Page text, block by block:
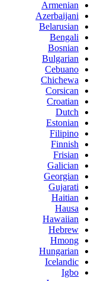
Armenian
Azerbaijani
Belarusian
Bengali
Bosnian
Bulgarian
Cebuano
Chichewa
Corsican
Croatian
Dutch
Estonian
Filipino
Finnish
Frisian
Galician
Georgian
Gujarati
Haitian
Hausa
Hawaiian
Hebrew
Hmong
Hungarian
Icelandic
Igbo